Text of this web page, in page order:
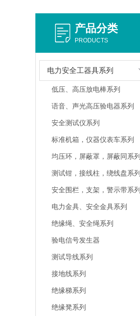
产品分类
PRODUCTS
电力安全工器具系列
低压、高压放电棒系列
语音、声光高压验电器系列
安全测试仪系列
标准机箱，仪器仪表车系列
均压环，屏蔽罩，屏蔽同系列
测试钳，接线柱，绕线盘系列
安全围栏，支架，警示带系列
电力金具、安全金具系列
绝缘绳、安全绳系列
验电信号发生器
测试导线系列
接地线系列
绝缘梯系列
绝缘凳系列